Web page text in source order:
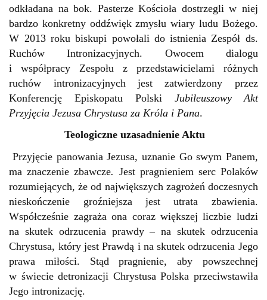
odkładana na bok. Pasterze Kościoła dostrzegli w niej
bardzo konkretny oddźwięk zmysłu wiary ludu Bożego.
W 2013 roku biskupi powołali do istnienia Zespół ds.
Ruchów Intronizacyjnych. Owocem dialogu
i współpracy Zespołu z przedstawicielami różnych
ruchów intronizacyjnych jest zatwierdzony przez
Konferencję Episkopatu Polski Jubileuszowy
Akt
Przyjęcia Jezusa Chrystusa za Króla i Pana.
Teologiczne uzasadnienie Aktu
Przyjęcie panowania Jezusa, uznanie Go swym Panem,
ma znaczenie zbawcze. Jest pragnieniem serc Polaków
rozumiejących, że od największych zagrożeń doczesnych
nieskończenie groźniejsza jest utrata zbawienia.
Współcześnie zagraża ona coraz większej liczbie ludzi
na skutek odrzucenia prawdy – na skutek odrzucenia
Chrystusa, który jest Prawdą i na skutek odrzucenia Jego
prawa miłości. Stąd pragnienie, aby powszechnej
w świecie detronizacji Chrystusa Polska przeciwstawiła
Jego intronizację.